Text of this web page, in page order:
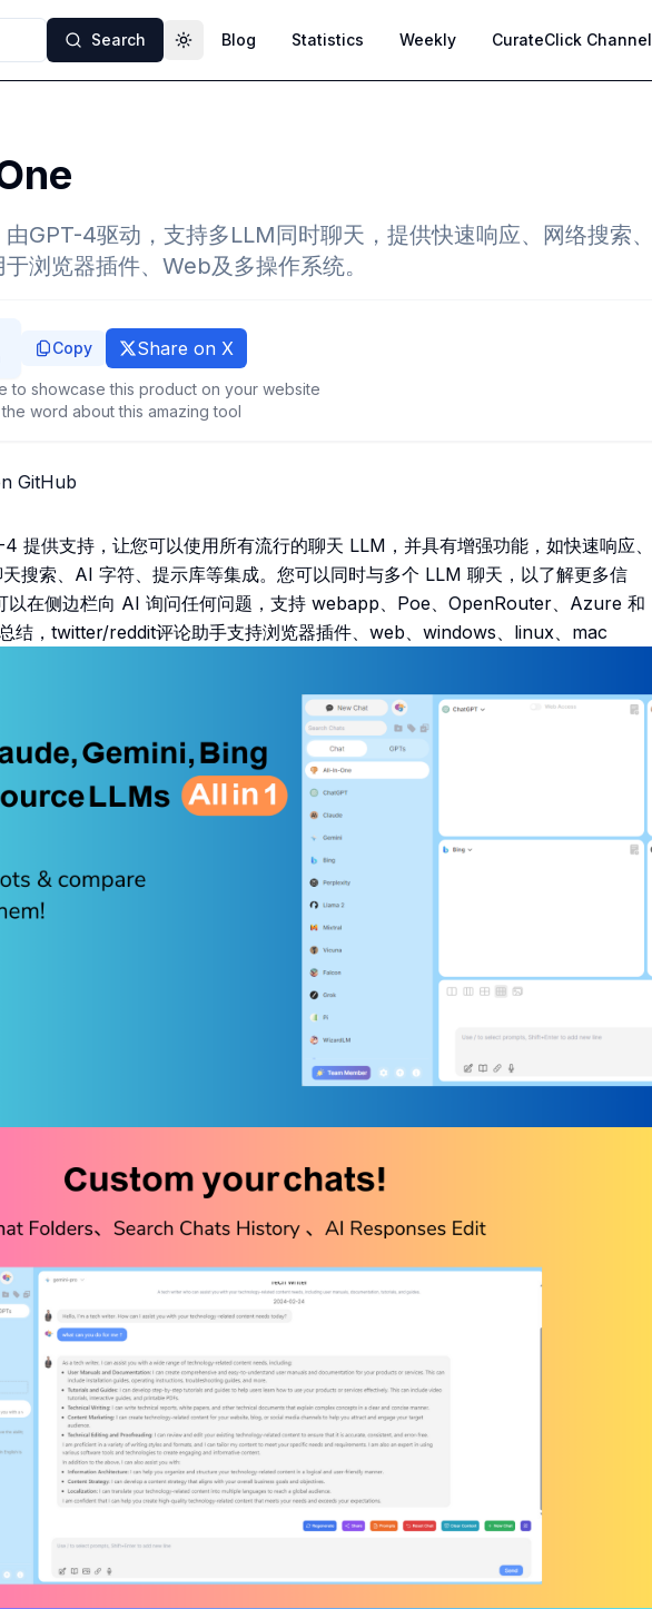
Search Toggle theme
Blog Statistics Weekly CurateClick Channel
GPT-4驱动，支持多LLM同时聊天，提供快速响应、网络搜索、
浏览器插件、Web及多操作系统。
Copy Share on X
to showcase this product on your website
word about this amazing tool
GitHub
提供支持，让您可以使用所有流行的聊天 LLM，并具有增强功能，如快速响应、
搜索、AI 字符、提示库等集成。您可以同时与多个 LLM 聊天，以了解更多信
以在侧边栏向 AI 询问任何问题，支持 webapp、Poe、OpenRouter、Azure 和
结，twitter/reddit评论助手支持浏览器插件、web、windows、linux、mac